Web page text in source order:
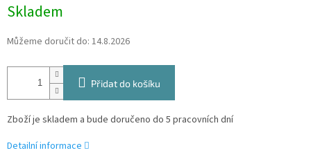
cena:
Skladem
Můžeme doručit do: 14.8.2026
Přidat do košíku
Zboží je skladem a bude doručeno do 5 pracovních dní
Detailní informace